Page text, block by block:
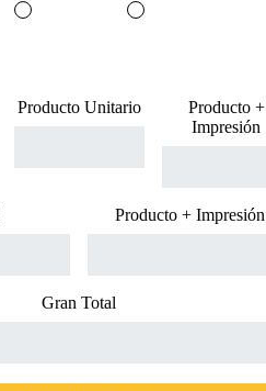
Producto Unitario
Producto +
Impresión
Producto + Impresión
Gran Total